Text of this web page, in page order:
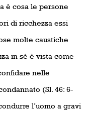
è cosa le persone
di ricchezza essi
molte caustiche
in sé è vista come
nelle
(Sl. 46: 6-
l’uomo a gravi